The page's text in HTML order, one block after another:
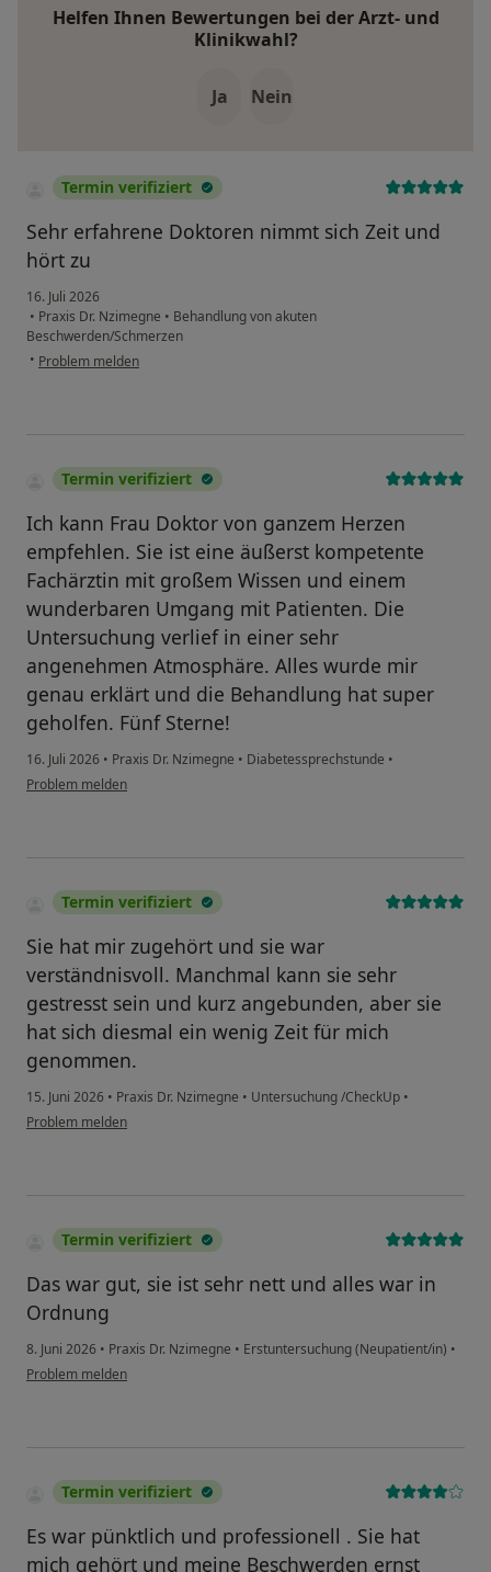
Helfen Ihnen Bewertungen bei der Arzt- und
Klinikwahl?
Ja Nein
Termin verifiziert
Sehr erfahrene Doktoren nimmt sich Zeit und
hört zu
16. Juli 2026
• Praxis Dr. Nzimegne • Behandlung von akuten
Beschwerden/Schmerzen
• Problem melden
Termin verifiziert
Ich kann Frau Doktor von ganzem Herzen
empfehlen. Sie ist eine äußerst kompetente
Fachärztin mit großem Wissen und einem
wunderbaren Umgang mit Patienten. Die
Untersuchung verlief in einer sehr
angenehmen Atmosphäre. Alles wurde mir
genau erklärt und die Behandlung hat super
geholfen. Fünf Sterne!
16. Juli 2026 • Praxis Dr. Nzimegne • Diabetessprechstunde •
Problem melden
Termin verifiziert
Sie hat mir zugehört und sie war
verständnisvoll. Manchmal kann sie sehr
gestresst sein und kurz angebunden, aber sie
hat sich diesmal ein wenig Zeit für mich
genommen.
15. Juni 2026 • Praxis Dr. Nzimegne • Untersuchung /CheckUp •
Problem melden
Termin verifiziert
Das war gut, sie ist sehr nett und alles war in
Ordnung
8. Juni 2026 • Praxis Dr. Nzimegne • Erstuntersuchung (Neupatient/in) •
Problem melden
Termin verifiziert
Es war pünktlich und professionell . Sie hat
mich gehört und meine Beschwerden ernst